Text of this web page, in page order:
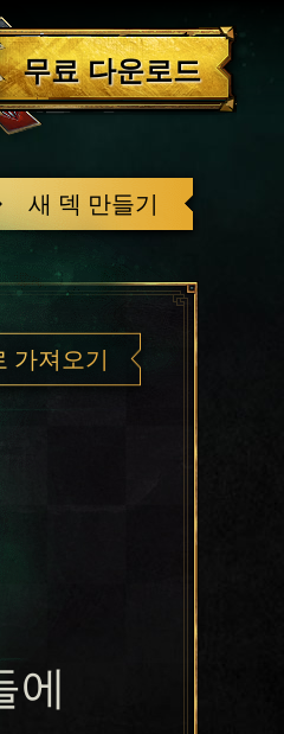
무료 다운로드
새 덱 만들기
가져오기